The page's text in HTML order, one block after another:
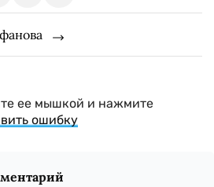
ее мышкой и нажмите
ошибку